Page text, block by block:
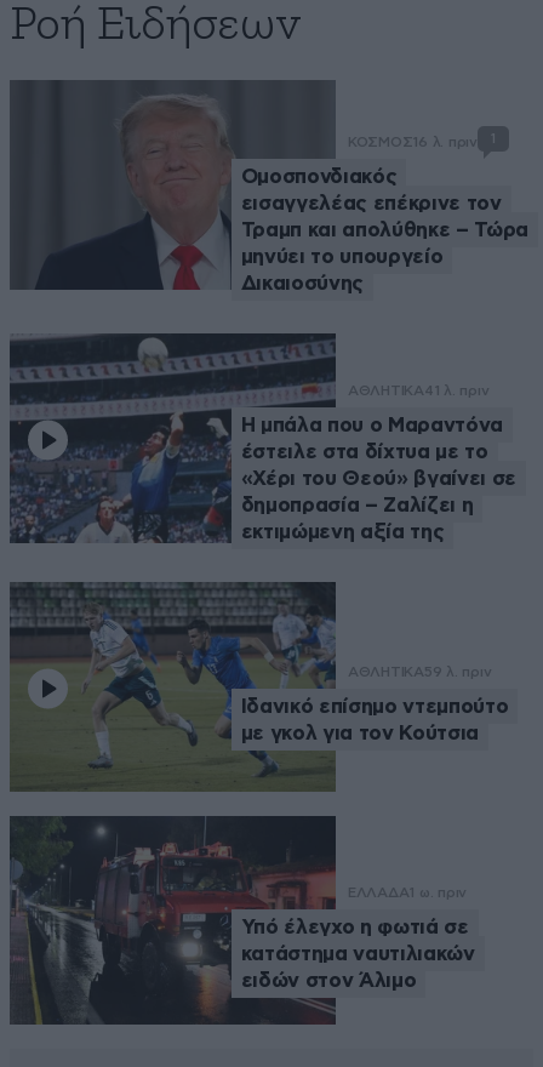
Ροή Ειδήσεων
ΚΟΣΜΟΣ 16 λ. πριν
Ομοσπονδιακός
εισαγγελέας επέκρινε τον
Τραμπ και απολύθηκε – Τώρα
μηνύει το υπουργείο
Δικαιοσύνης
ΑΘΛΗΤΙΚΑ41 λ. πριν
Η μπάλα που ο Μαραντόνα
έστειλε στα δίχτυα με το
«Χέρι του Θεού» βγαίνει σε
δημοπρασία – Ζαλίζει η
εκτιμώμενη αξία της
ΑΘΛΗΤΙΚΑ59 λ. πριν
Ιδανικό επίσημο ντεμπούτο
με γκολ για τον Κούτσια
ΕΛΛΑΔΑ 1 ω. πριν
Υπό έλεγχο η φωτιά σε
κατάστημα ναυτιλιακών
ειδών στον Άλιμο